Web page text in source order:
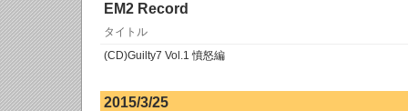
EM2 Record
タイトル
(CD)Guilty7 Vol.1 憤怒編
2015/3/25